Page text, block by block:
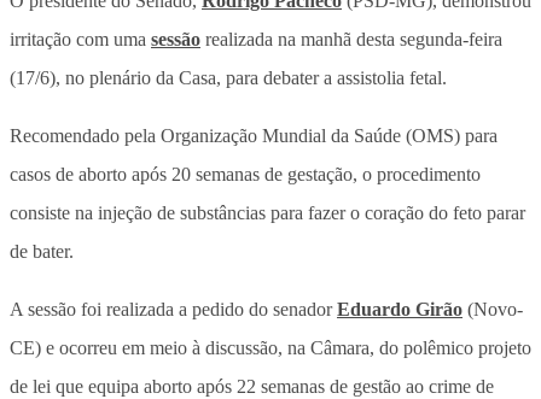
irritação com uma sessão realizada na manhã desta segunda-feira
(17/6), no plenário da Casa, para debater a assistolia fetal.
Recomendado pela Organização Mundial da Saúde (OMS) para
casos de aborto após 20 semanas de gestação, o procedimento
consiste na injeção de substâncias para fazer o coração do feto parar
de bater.
A sessão foi realizada a pedido do senadorEduardo Girão (Novo-
CE) e ocorreu em meio à discussão, na Câmara, do polêmico projeto
de lei que equipa aborto após 22 semanas de gestão ao crime de